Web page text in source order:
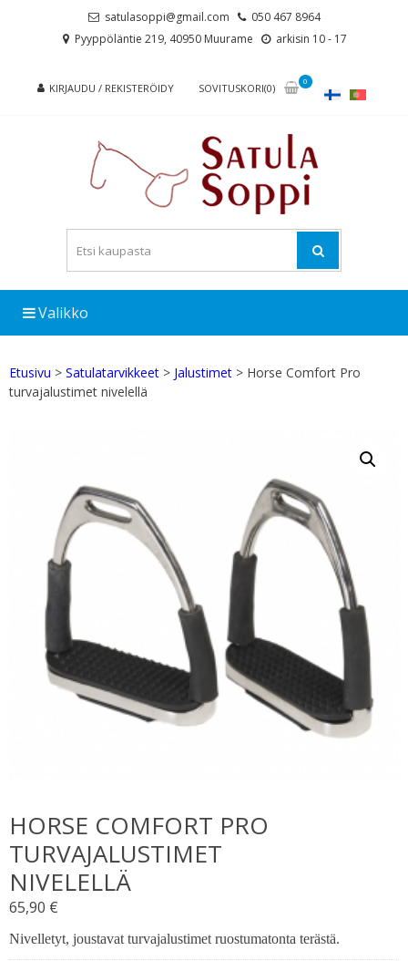
satulasoppi@gmail.com
050 467 8964
Pyyppöläntie 219, 40950 Muurame
arkisin 10 - 17
KIRJAUDU / REKISTERÖIDY SOVITUSKORI(0)
0
Valikko
Etusivu > Satulatarvikkeet > Jalustimet > Horse Comfort Pro
turvajalustimet nivelellä
HORSE COMFORT PRO
TURVAJALUSTIMET
NIVELELLÄ
65,90 €
Nivelletyt, joustavat turvajalustimet ruostumatonta terästä.